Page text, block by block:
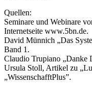
Quellen:
Seminare und Webinare
Internetseite www.5bn.de.
David Münnich „Das
Band 1.
Claudio Trupiano „Danke
Ursula Stoll, Artikel zu
„WissenschafftPlus”.